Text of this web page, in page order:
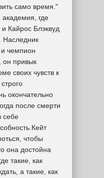
само время."
академия, где
Кайрос Блэквуд
Наследник
чемпион
он привык
своих чувств к
окончательно
после смерти
себе
чтобы
она достойна
такие, как
а такие, как